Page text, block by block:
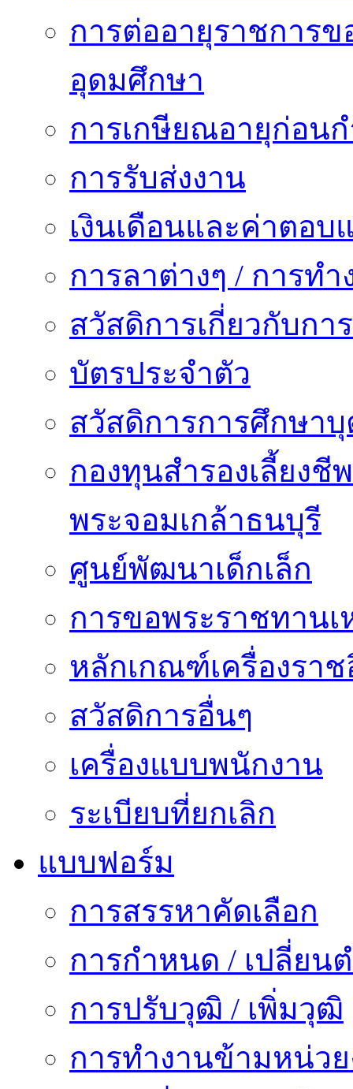
การต่ออายุราชการ
อุดมศึกษา
การเกษียณอายุก่อน
การรับส่งงาน
เงินเดือนและค่าตอบ
การลาต่างๆ / การทำ
สวัสดิการเกี่ยวกับกา
บัตรประจำตัว
สวัสดิการการศึกษาบุ
กองทุนสำรองเลี้ยง
พระจอมเกล้าธนบุรี
ศูนย์พัฒนาเด็กเล็ก
การขอพระราชทาน
หลักเกณฑ์เครื่องรา
สวัสดิการอื่นๆ
เครื่องแบบพนักงาน
ระเบียบที่ยกเลิก
แบบฟอร์ม
การสรรหาคัดเลือก
การกำหนด / เปลี่ยน
การปรับวุฒิ / เพิ่มวุฒิ
การทำงานข้ามหน่ว